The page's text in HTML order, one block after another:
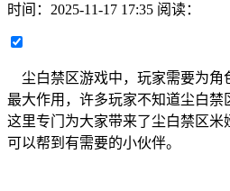
时间： 2025-11-17 17:35 阅读：
尘白禁区游戏中，玩家需要为角
最大作用，许多玩家不知道尘白禁
这里专门为大家带来了尘白禁区米
可以帮到有需要的小伙伴。